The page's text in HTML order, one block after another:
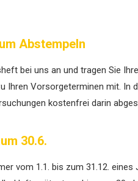
Abstempeln
bei uns an und tragen Sie
Ihren Vorsorgeterminen mit. In
kostenfrei darin
30.6.
vom 1.1. bis zum 31.12. eines